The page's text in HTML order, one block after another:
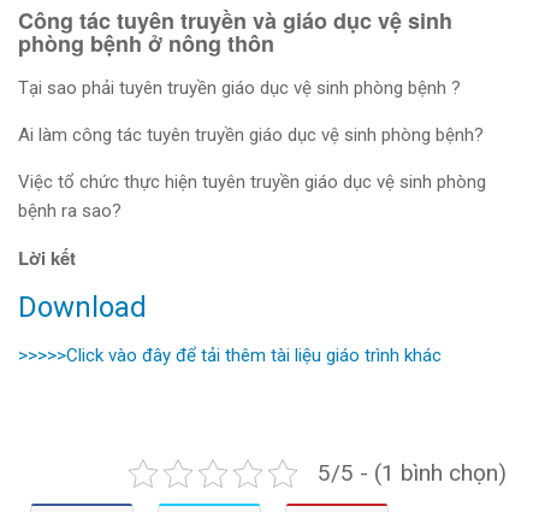
Công tác tuyên truyền và giáo dục vệ sinh
phòng bệnh ở nông thôn
Tại sao phải tuyên truyền giáo dục vệ sinh phòng bệnh ?
Ai làm công tác tuyên truyền giáo dục vệ sinh phòng bệnh?
Việc tổ chức thực hiện tuyên truyền giáo dục vệ sinh phòng
bệnh ra sao?
Lời kết
Download
>>>>>Click vào đây để tải thêm tài liệu giáo trình khác
5/5 - (1 bình chọn)